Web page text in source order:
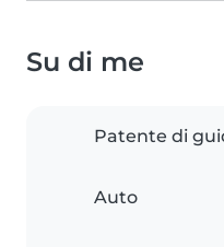
Su di me
Patente di
Auto